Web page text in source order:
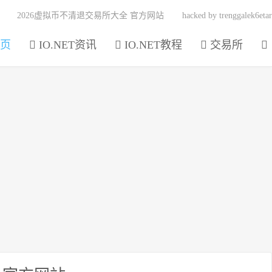
IO.NET资讯 IO.NET教程 交易所
2026虚拟币不清退交易所大全 官方网站 hacked by trenggalek6etar